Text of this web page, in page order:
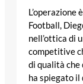
Football,
nell’ottica di
competitive
di qualità che
ha spiegato il